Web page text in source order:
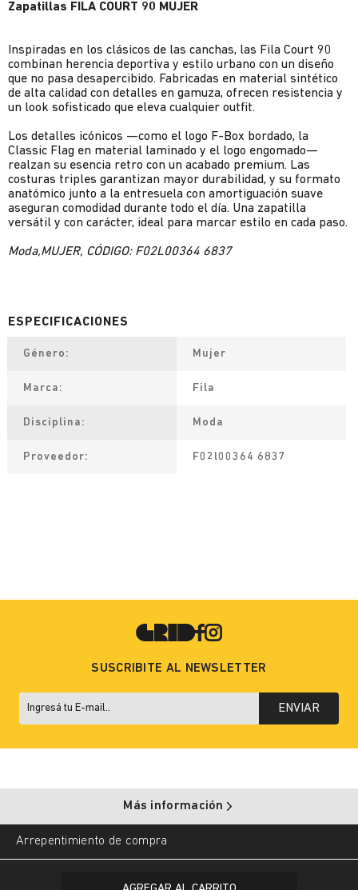
Zapatillas FILA COURT 90 MUJER
Inspiradas en los clásicos de las canchas, las Fila Court 90
combinan herencia deportiva y estilo urbano con un diseño
que no pasa desapercibido. Fabricadas en material sintético
de alta calidad con detalles en gamuza, ofrecen resistencia y
un look sofisticado que eleva cualquier outfit.
Los detalles icónicos —como el logo F-Box bordado, la
Classic Flag en material laminado y el logo engomado—
realzan su esencia retro con un acabado premium. Las
costuras triples garantizan mayor durabilidad, y su formato
anatómico junto a la entresuela con amortiguación suave
aseguran comodidad durante todo el día. Una zapatilla
versátil y con carácter, ideal para marcar estilo en cada paso.
Moda,MUJER, CÓDIGO: F02L00364 6837
Género Mujer
Marca Fila
Disciplina Moda
Proveedor F02l00364 6837
SUSCRIBITE AL NEWSLETTER
ENVIAR
Más información
Arrepentimiento de compra